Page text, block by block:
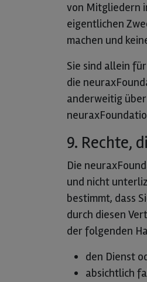
von Mitgliedern
eigentlichen
machen und
Sie sind allein
die
anderweitig
9. Rechte,
Die
und nicht
bestimmt, dass
durch diesen
der folgenden
den Dienst
absichtlich